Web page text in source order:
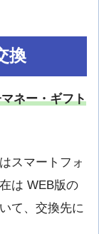
換
ネー・ギフト
スマートフォ
は WEB版の
て、交換先に